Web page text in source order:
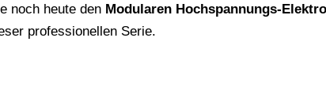
noch heute den Modularen Hochspannungs-
professionellen Serie.